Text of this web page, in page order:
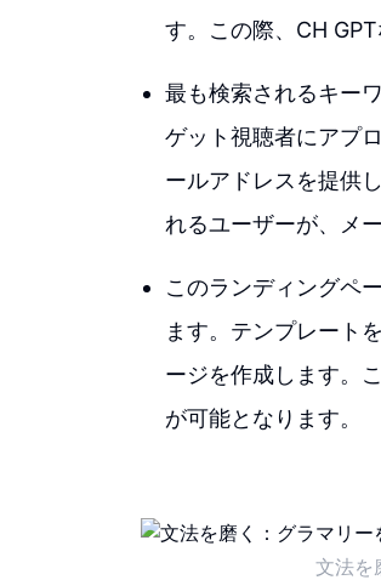
す。この際、CH
最も検索されるキー
ゲット視聴者にアプ
ールアドレスを提供
れるユーザーが、メ
このランディングペ
ます。テンプレート
ージを作成します。
が可能となります。
文法を